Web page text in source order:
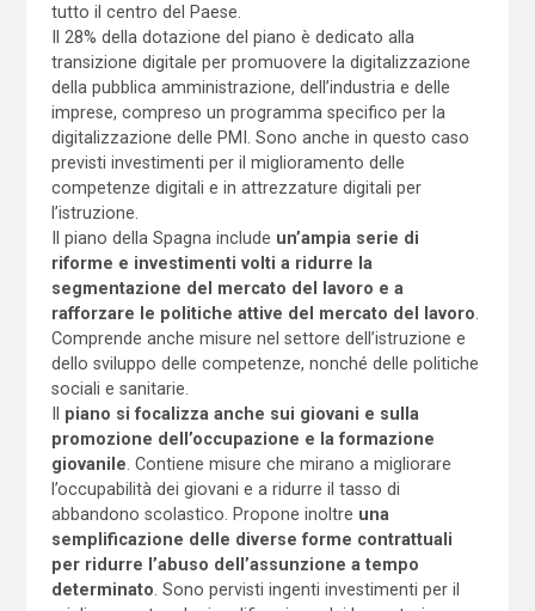
tutto il centro del Paese.
Il 28% della dotazione del piano è dedicato alla
transizione digitale per promuovere la digitalizzazione
della pubblica amministrazione, dell’industria e delle
imprese, compreso un programma specifico per la
digitalizzazione delle PMI. Sono anche in questo caso
previsti investimenti per il miglioramento delle
competenze digitali e in attrezzature digitali per
l’istruzione.
Il piano della Spagna include un’ampia serie di
riforme e investimenti volti a ridurre la
segmentazione del mercato del lavoro e a
rafforzare le politiche attive del mercato del lavoro
Comprende anche misure nel settore dell’istruzione e
dello sviluppo delle competenze, nonché delle politiche
sociali e sanitarie.
piano si focalizza anche sui giovani e sulla
promozione dell’occupazione e la formazione
giovanile . Contiene misure che mirano a migliorare
l’occupabilità dei giovani e a ridurre il tasso di
abbandono scolastico. Propone inoltre una
semplificazione delle diverse forme contrattuali
per ridurre l’abuso dell’assunzione a tempo
determinato . Sono pervisti ingenti investimenti per il